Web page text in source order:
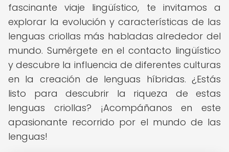
fascinante viaje lingüístico, te invitamos a
explorar la evolución y características de las
lenguas criollas más habladas alrededor del
mundo. Sumérgete en el contacto lingüístico
y descubre la influencia de diferentes culturas
en la creación de lenguas híbridas. ¿Estás
listo para descubrir la riqueza de estas
lenguas criollas? ¡Acompáñanos en este
apasionante recorrido por el mundo de las
lenguas!